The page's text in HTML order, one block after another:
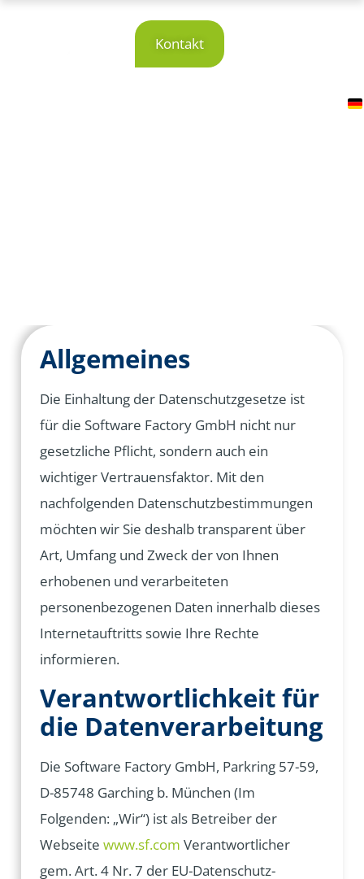
Kontakt
Datenschutz
Allgemeines
Die Einhaltung der Datenschutzgesetze ist
für die Software Factory GmbH nicht nur
gesetzliche Pflicht, sondern auch ein
wichtiger Vertrauensfaktor. Mit den
nachfolgenden Datenschutzbestimmungen
möchten wir Sie deshalb transparent über
Art, Umfang und Zweck der von Ihnen
erhobenen und verarbeiteten
personenbezogenen Daten innerhalb dieses
Internetauftritts sowie Ihre Rechte
informieren.
Verantwortlichkeit für
die Datenverarbeitung
Die Software Factory GmbH, Parkring 57-59,
D-85748 Garching b. München (Im
Folgenden: „Wir“) ist als Betreiber der
Webseitewww.sf.com Verantwortlicher
gem. Art. 4 Nr. 7 der EU-Datenschutz-